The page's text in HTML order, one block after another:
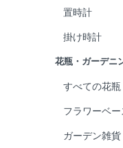
ワイン
お酒
料理
縁起物
リラックス
置時計
掛け時計
花瓶・ガーデニ
すべての花
フラワーベー
ガーデン雑貨